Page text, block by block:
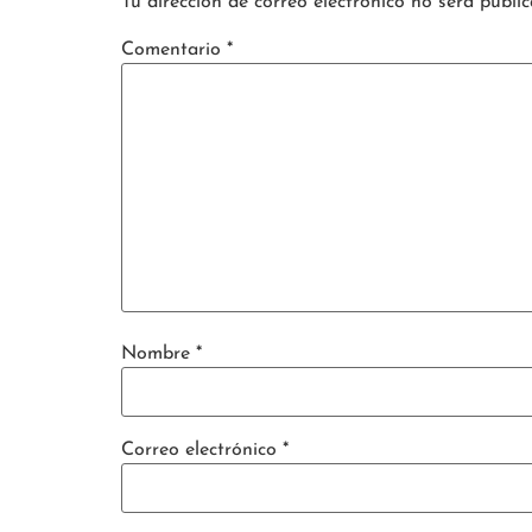
Comentario *
Nombre *
Correo electrónico *